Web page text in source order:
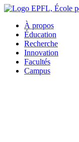
À propos
Éducation
Recherche
Innovation
Facultés
Campus